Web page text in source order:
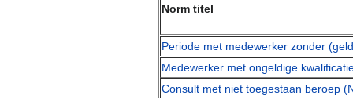
Norm titel
Periode met medewerker zonder
Medewerker met ongeldige
Consult met niet toegestaan beroep